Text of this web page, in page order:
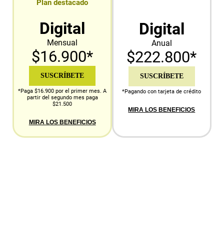
Plan destacado
Digital
Mensual
$16.900*
SUSCRÍBETE
*Paga $16.900 por el primer mes. A
partir del segundo mes paga
$21.500
MIRA LOS BENEFICIOS
Digital
Anual
$222.800*
SUSCRÍBETE
*Pagando con tarjeta de crédito
MIRA LOS BENEFICIOS